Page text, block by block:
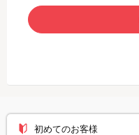
初めてのお客様